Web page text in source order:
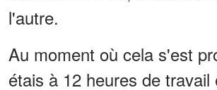
l'autre.
Au moment où cela s'est
étais à 12 heures de travail